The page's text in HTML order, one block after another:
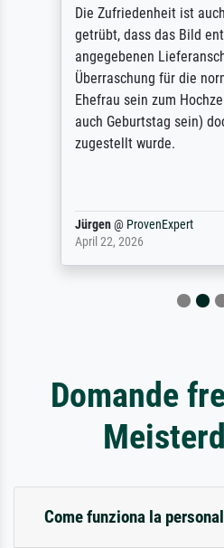
Die Zufriedenheit ist
getrübt, dass das Bild
angegebenen
Überraschung für die
Ehefrau sein zum
auch Geburtstag sein)
zugestellt wurde.
Jürgen@ ProvenExpert
April 22, 2026
Domande
Come funziona la